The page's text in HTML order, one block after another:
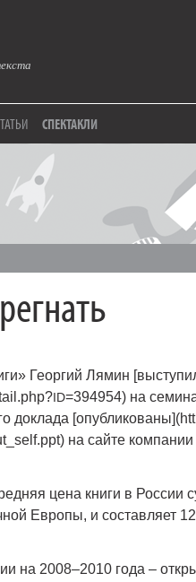
СПЕКТАКЛИ
Георгий Лямин
ID=394954) на
доклада
на сайте
цена книги в России
Европы, и составляет
на 2008–2010 года –